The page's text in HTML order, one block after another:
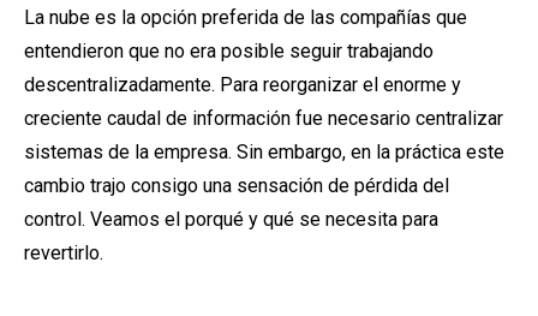
La nube es la opción preferida de las compañías que
entendieron que no era posible seguir trabajando
descentralizadamente. Para reorganizar el enorme y
creciente caudal de información fue necesario centralizar
sistemas de la empresa. Sin embargo, en la práctica este
cambio trajo consigo una sensación de pérdida del
control. Veamos el porqué y qué se necesita para
revertirlo.